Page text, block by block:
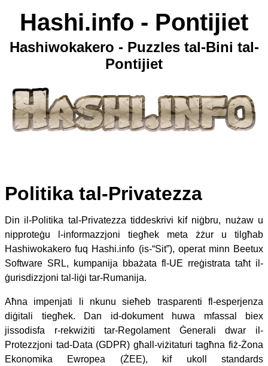
Hashi.info - Pontijiet
Hashiwokakero - Puzzles tal-Bini tal-
Pontijiet
Politika tal-Privatezza
Din il-Politika tal-Privatezza tiddeskrivi kif niġbru, nużaw u
nipproteġu l-informazzjoni tiegħek meta żżur u tilgħab
Hashiwokakero fuq Hashi.info (is-“Sit”), operat minn Beetux
Software SRL, kumpanija bbażata fl-UE rreġistrata taħt il-
ġurisdizzjoni tal-liġi tar-Rumanija.
Aħna impenjati li nkunu sieħeb trasparenti fl-esperjenza
diġitali tiegħek. Dan id-dokument huwa mfassal biex
jissodisfa r-rekwiżiti tar-Regolament Ġenerali dwar il-
Protezzjoni tad-Data (GDPR) għall-viżitaturi tagħna fiż-Żona
Ekonomika Ewropea (ŻEE), kif ukoll standards